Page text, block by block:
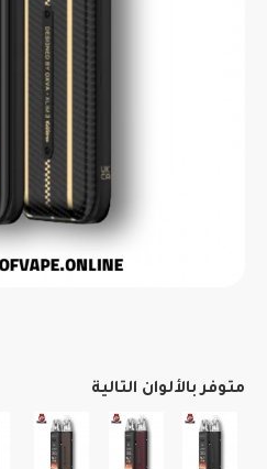
متوفر بالألوان التالية